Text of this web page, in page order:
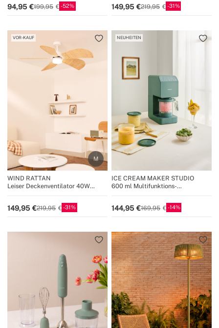
94,95 199,95 52 149,95 219,95 31
VOR-KAUF
WIND RATTAN
Leiser Deckenventilator 40W
149,95 219,95 31
NEUHEITEN
ICE CREAM MAKER STUDIO
600 ml Multifunktions-
144,95 169,95 14